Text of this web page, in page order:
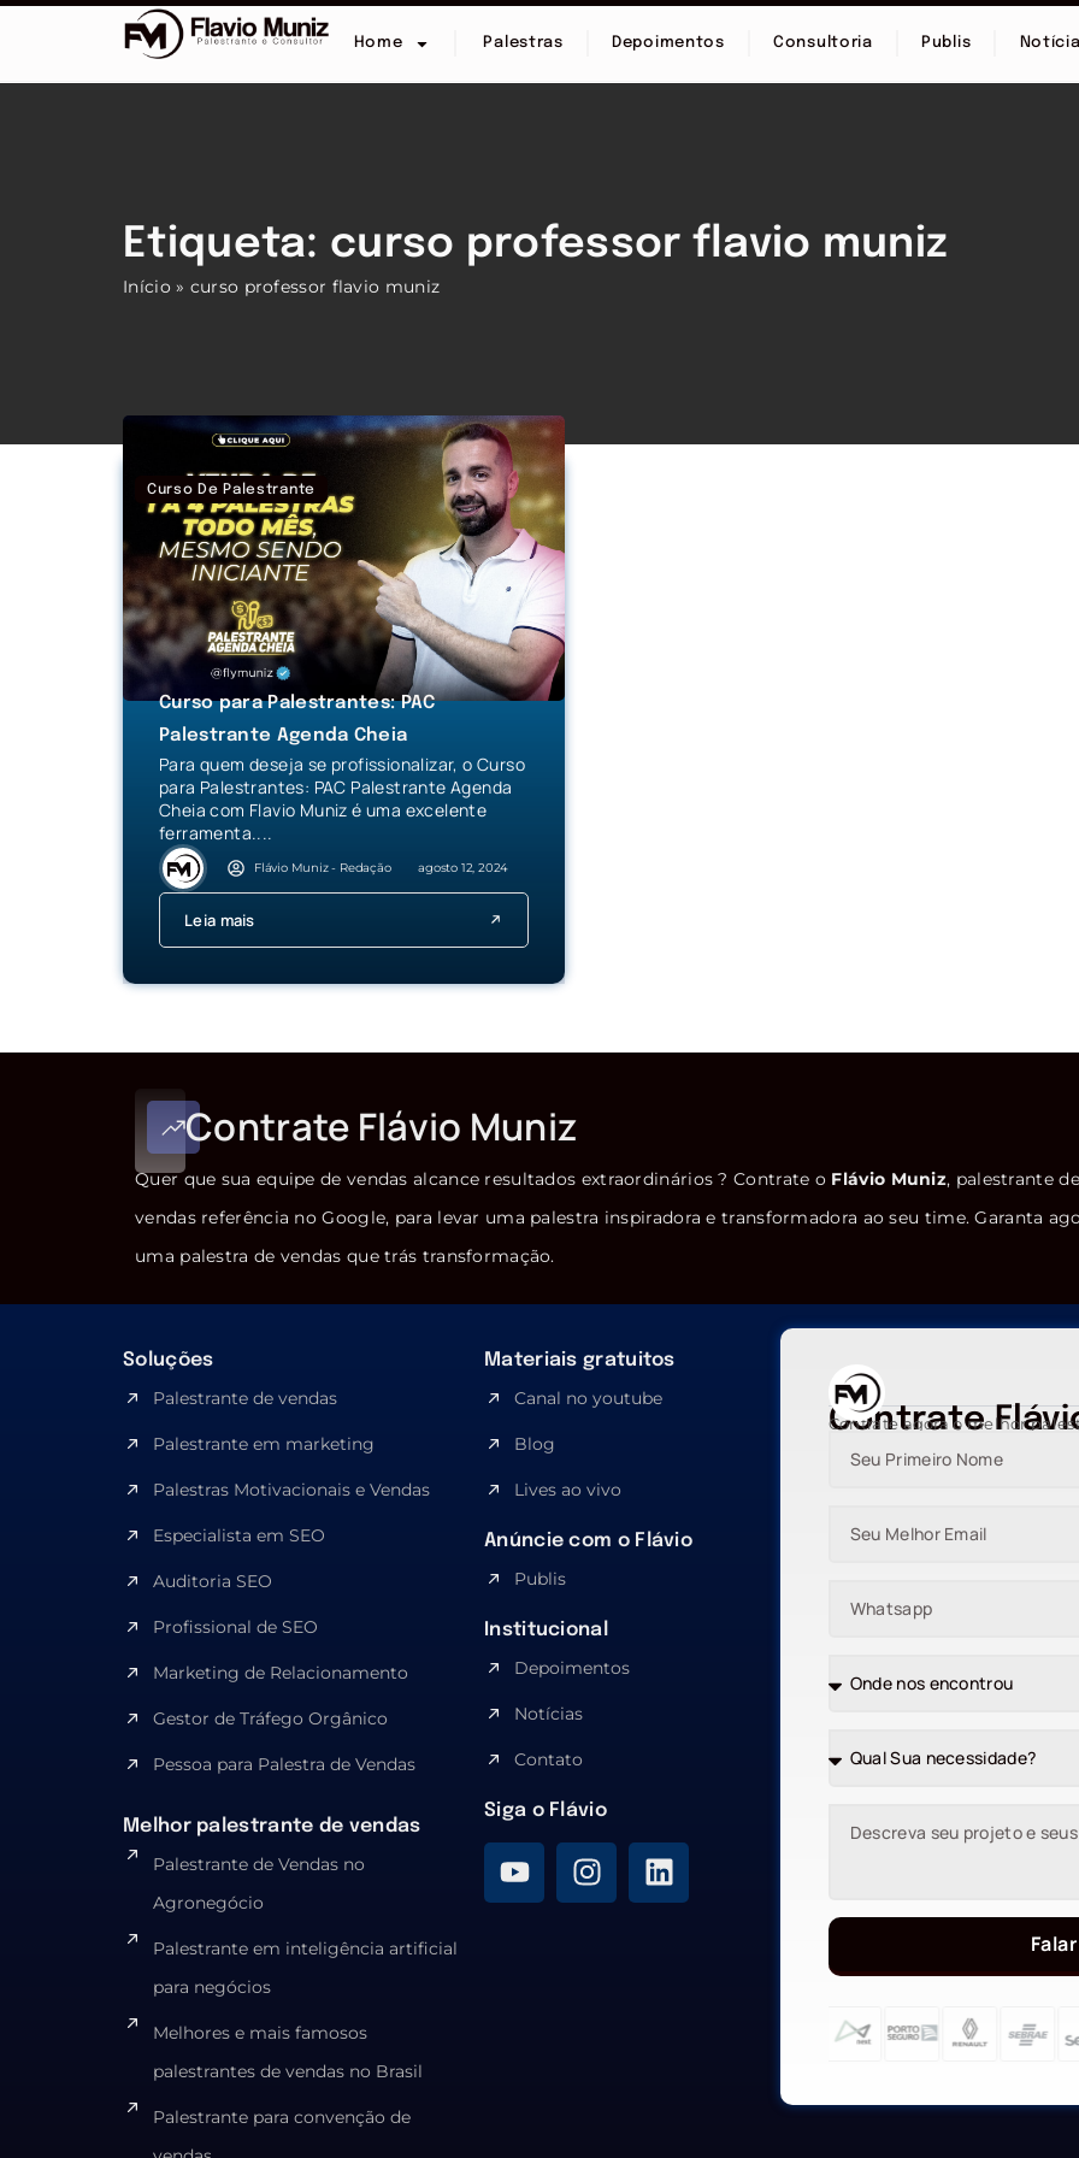
Home Palestras Depoimentos Consultoria Publis
Etiqueta: curso professor flavio muniz
Início » curso professor flavio muniz
Curso De Palestrante
Curso para Palestrantes: PAC
Palestrante Agenda Cheia
Para quem deseja se profissionalizar, o Curso
para Palestrantes: PAC Palestrante Agenda
Cheia com Flavio Muniz é uma excelente
ferramenta....
Flávio Muniz - Redação agosto 12, 2024
Leia mais
Contrate Flávio Muniz
Quer que sua equipe de vendas alcance resultados extraordinários ? Contrate o Flávio Muniz, palestrante de
vendas referência no Google, para levar uma palestra inspiradora e transformadora ao seu time. Garanta
uma palestra de vendas que trás transformação.
Soluções
Palestrante de vendas
Palestrante em marketing
Palestras Motivacionais e Vendas
Especialista em SEO​
Auditoria SEO
Profissional de SEO
Marketing de Relacionamento
Gestor de Tráfego Orgânico
Pessoa para Palestra de Vendas
Melhor palestrante de vendas
Palestrante de Vendas no
Agronegócio
Palestrante em inteligência artificial
para negócios
Melhores e mais famosos
palestrantes de vendas no Brasil
Palestrante para convenção de
Materiais gratuitos
Canal no youtube
Blog
Lives ao vivo
Anúncie com o Flávio
Publis
Institucional
Depoimentos
Notícias
Contato
Siga o Flávio
Contrate
Contrate agora o melhor